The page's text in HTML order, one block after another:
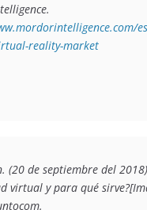
reality-market
(20 de septiembre del
virtual y para qué sirve?